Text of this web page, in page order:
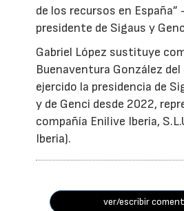
de los recursos en
presidente de Sigaus y
Gabriel López sustituye
Buenaventura González del
ejercido la presidencia de
y de Genci desde 2022,
compañía Enilive Iberia,
Iberia).
ver/escribir